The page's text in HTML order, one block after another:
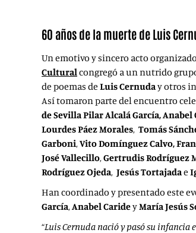
60 años de la muerte deLuis
Un emotivo y sincero acto
Culturalcongregó a un nutrido
de poemas de Luis Cernuday otros
Así tomaron parte del encuentro
de Sevilla Pilar Alcalá García, Anabel
Lourdes Páez Morales, Tomás
Garboni,Vito Domínguez Calvo,
José Vallecillo,Gertrudis Rodríguez
Rodríguez Ojeda, Jesús Tortajadae
Han coordinado y presentado este
García,Anabel CarideyMaría Jesús
“Luis Cernuda nació y pasó su infancia